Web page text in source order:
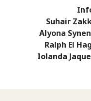
Suhair
Alyona
Ralph El
Iolanda